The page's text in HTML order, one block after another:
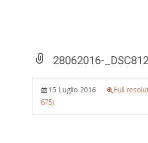
28062016-
15 Luglio 2016
Full
675)